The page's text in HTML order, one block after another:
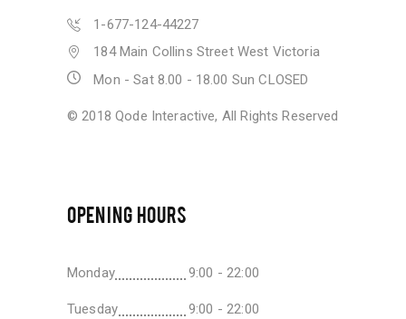
1-677-124-44227
184 Main Collins Street West Victoria
Mon - Sat 8.00 - 18.00 Sun CLOSED
© 2018Qode Interactive, All Rights Reserved
OPENING HOURS
Monday 9:00 - 22:00
Tuesday 9:00 - 22:00